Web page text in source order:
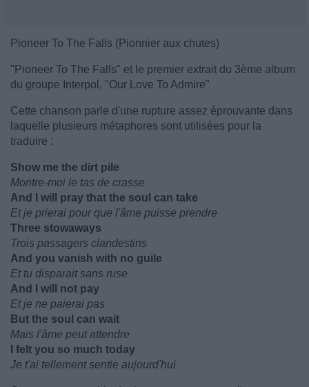
Pioneer To The Falls (Pionnier aux chutes)
"Pioneer To The Falls" et le premier extrait du 3ème album
du groupe Interpol, "Our Love To Admire"
Cette chanson parle d'une rupture assez éprouvante dans
laquelle plusieurs métaphores sont utilisées pour la
traduire :
Show me the dirt pile
Montre-moi le tas de crasse
And I will pray that the soul can take
Et je prierai pour que l'âme puisse prendre
Three stowaways
Trois passagers clandestins
And you vanish with no guile
Et tu disparait sans ruse
And I will not pay
Et je ne paierai pas
But the soul can wait
Mais l'âme peut attendre
I felt you so much today
Je t'ai tellement sentie aujourd'hui